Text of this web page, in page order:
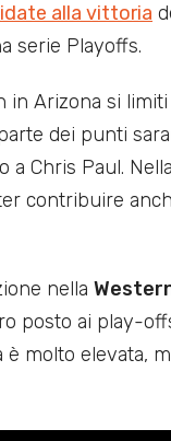
alla vittoria
serie Playoffs.
Arizona si
dei punti
a Chris Paul.
contribuire
nella
posto ai play-
molto elevata,